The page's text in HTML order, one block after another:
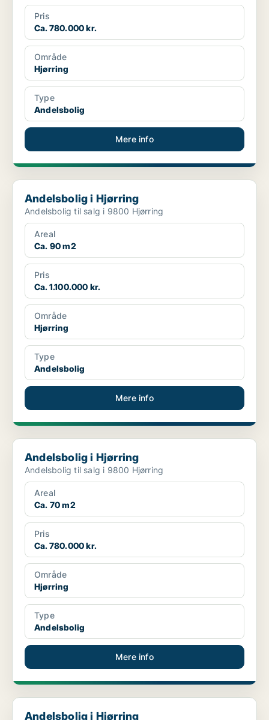
Pris
Ca. 780.000 kr.
Område
Hjørring
Type
Andelsbolig
Mere info
Andelsbolig i Hjørring
Andelsbolig i Hjørring
Andelsbolig til salg i 9800 Hjørring
Areal
Ca. 90 m2
Pris
Ca. 1.100.000 kr.
Område
Hjørring
Type
Andelsbolig
Mere info
Andelsbolig i Hjørring
Andelsbolig i Hjørring
Andelsbolig til salg i 9800 Hjørring
Areal
Ca. 70 m2
Pris
Ca. 780.000 kr.
Område
Hjørring
Type
Andelsbolig
Mere info
Andelsbolig i Hjørring
Andelsbolig i Hjørring